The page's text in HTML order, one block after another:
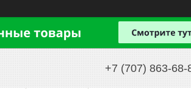
+7 (707) 863-68-